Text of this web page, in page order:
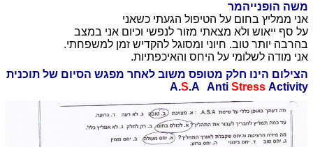
משה הופנייהמר
אני ממליץ בחום על הטיפול הגעתי כשאני
על סף ייאוש ולא מצאתי מזור לנפשי וכיום אני במצב
בהרבה יותר טוב. חיוני ומסוגל להקדיש זמן למשפחתי.
אני מודה לשלומי על היחס והאיכפתיות.
הצילום הינו חלק מטופס משוב לאחר מפגש הסיום של תוכנית
A.S.A AntiStress Activity